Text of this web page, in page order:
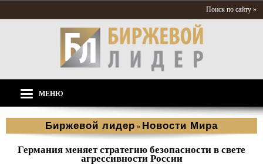
Поиск по сайту »
МЕНЮ
Биржевой лидер » Новости Мира
Германия меняет стратегию безопасности в свете
агрессивности России